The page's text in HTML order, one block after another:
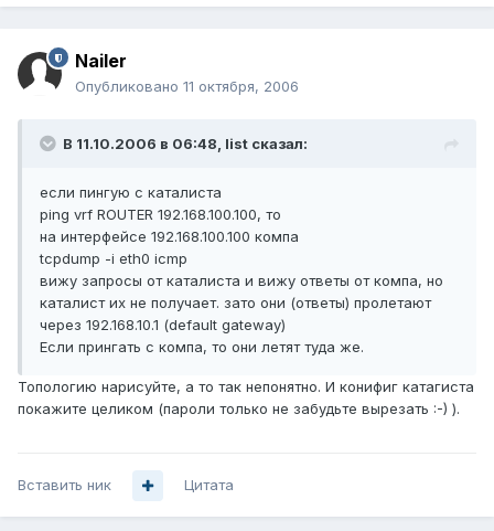
Nailer
Опубликовано 11 октября, 2006
В 11.10.2006 в 06:48, list сказал:
если пингую с каталиста
ping vrf ROUTER 192.168.100.100, то
на интерфейсе 192.168.100.100 компа
tcpdump -i eth0 icmp
вижу запросы от каталиста и вижу ответы от компа, но
каталист их не получает. зато они (ответы) пролетают
через 192.168.10.1 (default gateway)
Если прингать с компа, то они летят туда же.
Топологию нарисуйте, а то так непонятно. И конифиг катагиста
покажите целиком (пароли только не забудьте вырезать :-) ).
Вставить ник Цитата